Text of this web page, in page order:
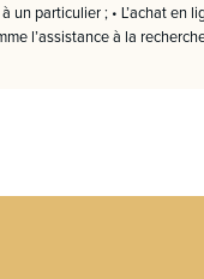
un particulier ; • L’achat
l’assistance à la